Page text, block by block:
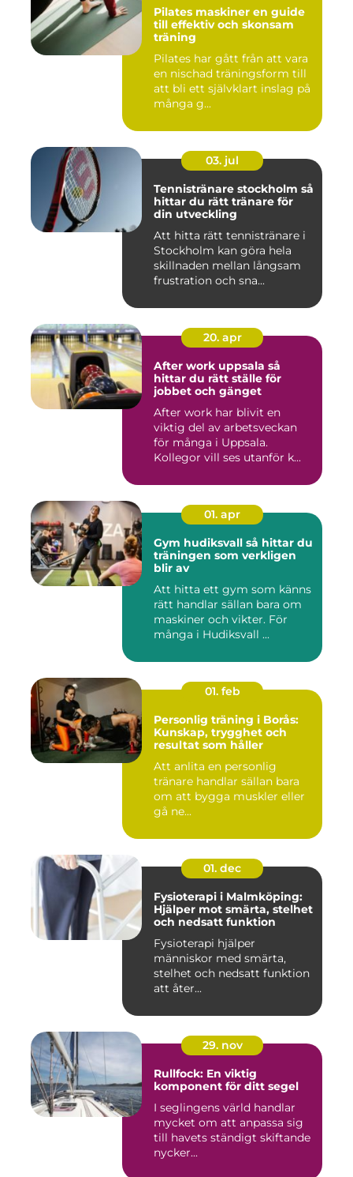
Pilates maskiner en guide
till effektiv och skonsam
träning
Pilates har gått från att vara
en nischad träningsform till
att bli ett självklart inslag på
många g...
03. jul
Tennistränare stockholm så
hittar du rätt tränare för
din utveckling
Att hitta rätt tennistränare i
Stockholm kan göra hela
skillnaden mellan långsam
frustration och sna...
20. apr
After work uppsala så
hittar du rätt ställe för
jobbet och gänget
After work har blivit en
viktig del av arbetsveckan
för många i Uppsala.
Kollegor vill ses utanför k...
01. apr
Gym hudiksvall så hittar du
träningen som verkligen
blir av
Att hitta ett gym som känns
rätt handlar sällan bara om
maskiner och vikter. För
många i Hudiksvall ...
01. feb
Personlig träning i Borås:
Kunskap, trygghet och
resultat som håller
Att anlita en personlig
tränare handlar sällan bara
om att bygga muskler eller
gå ne...
01. dec
Fysioterapi i Malmköping:
Hjälper mot smärta, stelhet
och nedsatt funktion
Fysioterapi hjälper
människor med smärta,
stelhet och nedsatt funktion
att åter...
29. nov
Rullfock: En viktig
komponent för ditt segel
I seglingens värld handlar
mycket om att anpassa sig
till havets ständigt skiftande
nycker...